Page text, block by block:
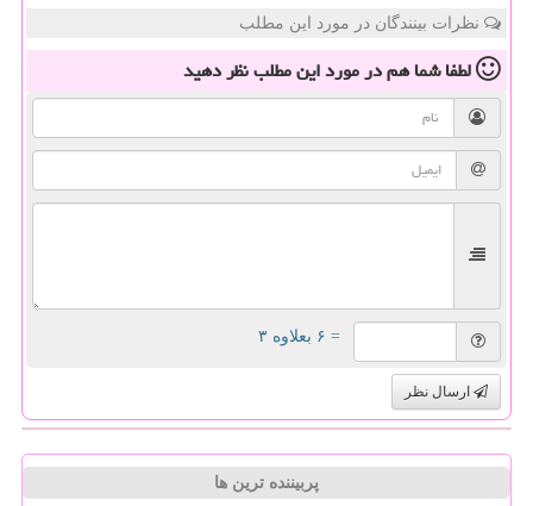
نظرات بینندگان در مورد این مطلب
لطفا شما همدر مورد این مطلبنظر دهید
= ۶ بعلاوه ۳
ارسال نظر
پربیننده ترین ها